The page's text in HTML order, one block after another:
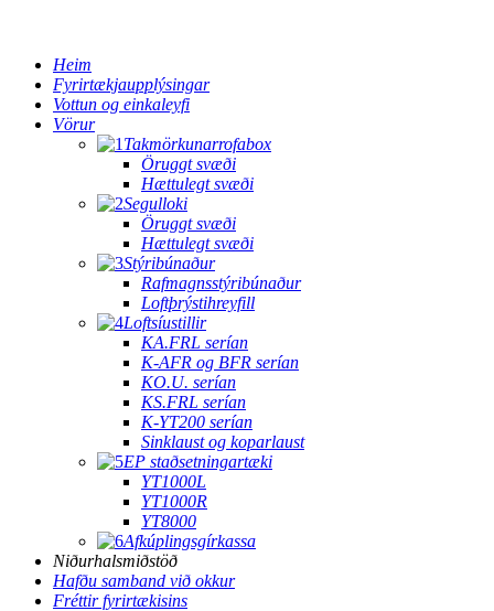
Heim
Fyrirtækjaupplýsingar
Vottun og einkaleyfi
Vörur
Takmörkunarrofabox
Öruggt svæði
Hættulegt svæði
Segulloki
Öruggt svæði
Hættulegt svæði
Stýribúnaður
Rafmagnsstýribúnaður
Loftþrýstihreyfill
Loftsíustillir
KA.FRL serían
K-AFR og BFR serían
KO.U. serían
KS.FRL serían
K-YT200 serían
Sinklaust og koparlaust
EP staðsetningartæki
YT1000L
YT1000R
YT8000
Afkúplingsgírkassa
Niðurhalsmiðstöð
Hafðu samband við okkur
Fréttir fyrirtækisins